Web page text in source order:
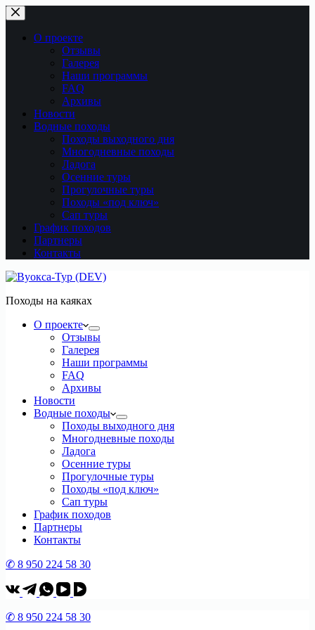
Перейти
к
сути
О проекте
Отзывы
Галерея
Наши программы
FAQ
Архивы
Новости
Водные походы
Походы выходного дня
Многодневные походы
Ладога
Осенние туры
Прогулочные туры
Походы «под ключ»
Сап туры
График походов
Партнеры
Контакты
Походы на каяках
О проекте
Отзывы
Галерея
Наши программы
FAQ
Архивы
Новости
Водные походы
Походы выходного дня
Многодневные походы
Ладога
Осенние туры
Прогулочные туры
Походы «под ключ»
Сап туры
График походов
Партнеры
Контакты
✆ 8 950 224 58 30
✆ 8 950 224 58 30